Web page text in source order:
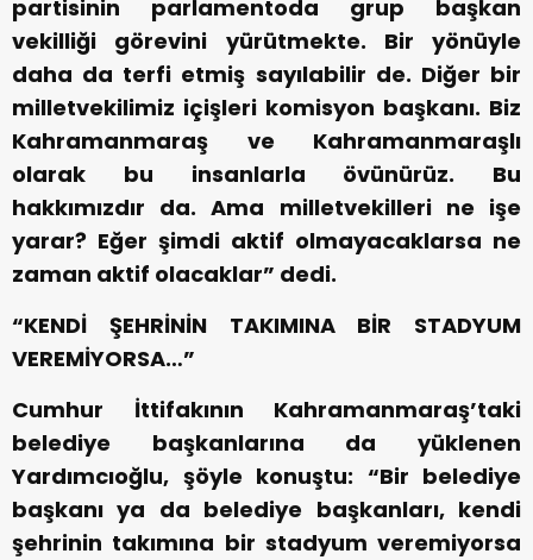
partisinin parlamentoda grup başkan
vekilliği görevini yürütmekte. Bir yönüyle
daha da terfi etmiş sayılabilir de. Diğer bir
milletvekilimiz içişleri komisyon başkanı. Biz
Kahramanmaraş ve Kahramanmaraşlı
olarak bu insanlarla övünürüz. Bu
hakkımızdır da. Ama milletvekilleri ne işe
yarar? Eğer şimdi aktif olmayacaklarsa ne
zaman aktif olacaklar” dedi.
“KENDİ ŞEHRİNİN TAKIMINA BİR STADYUM
VEREMİYORSA…”
Cumhur İttifakının Kahramanmaraş’taki
belediye başkanlarına da yüklenen
Yardımcıoğlu, şöyle konuştu: “Bir belediye
başkanı ya da belediye başkanları, kendi
şehrinin takımına bir stadyum veremiyorsa